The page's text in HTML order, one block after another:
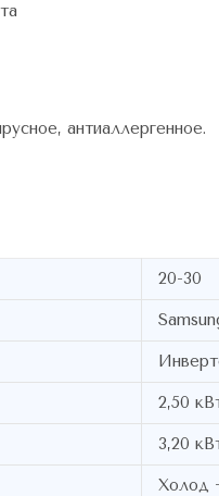
антиаллергенное.
20-30
2,50
3,20
Холод